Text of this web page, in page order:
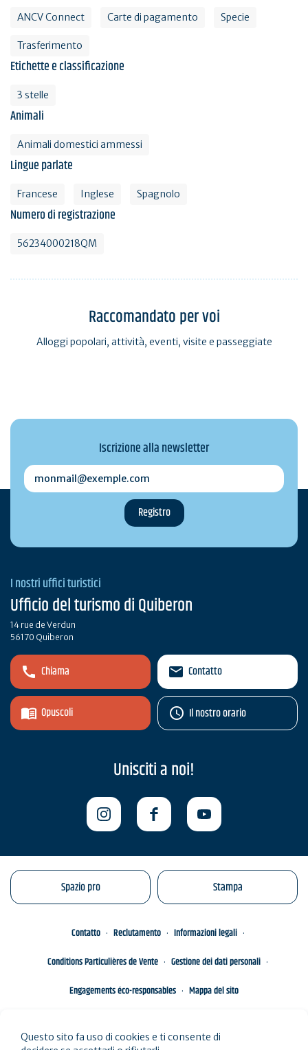
ANCV Connect Carte di pagamento Specie
Trasferimento
Etichette e classificazione
3 stelle
Animali
Animali domestici ammessi
Lingue parlate
Francese Inglese Spagnolo
Numero di registrazione
56234000218QM
Raccomandato per voi
Alloggi popolari, attività, eventi, visite e passeggiate
Iscrizione alla newsletter
monmail@exemple.com
I nostri uffici turistici
Ufficio del turismo di Quiberon
14 rue de Verdun
56170 Quiberon
Chiama
Opuscoli
Contatto
Il nostro orario
Unisciti a noi!
Spazio pro Stampa
Contatto Reclutamento
Informazioni legali
Conditions Particulières de Vente
Gestione dei dati personali
Engagements éco-responsables
Mappa del sito
Questo sito fa uso di cookies e ti consente di